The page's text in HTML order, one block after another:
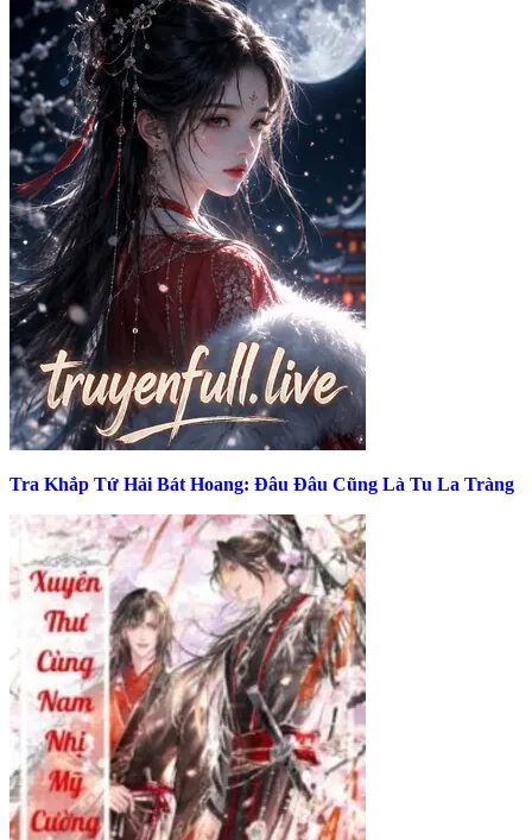
Tra Khắp Tứ Hải Bát Hoang: Đâu Đâu Cũng Là Tu La Tràng